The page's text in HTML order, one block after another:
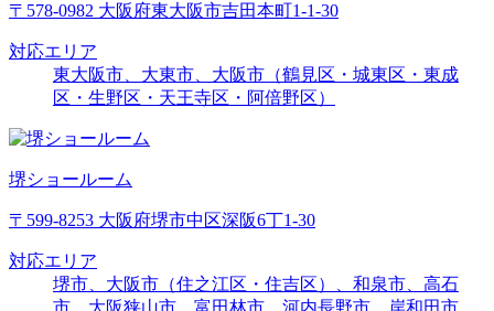
〒578-0982 大阪府東大阪市吉田本町1-1-30
対応エリア
東大阪市、大東市、大阪市（鶴見区・城東区・東成
区・生野区・天王寺区・阿倍野区）
堺ショールーム
〒599-8253 大阪府堺市中区深阪6丁1-30
対応エリア
堺市、大阪市（住之江区・住吉区）、和泉市、高石